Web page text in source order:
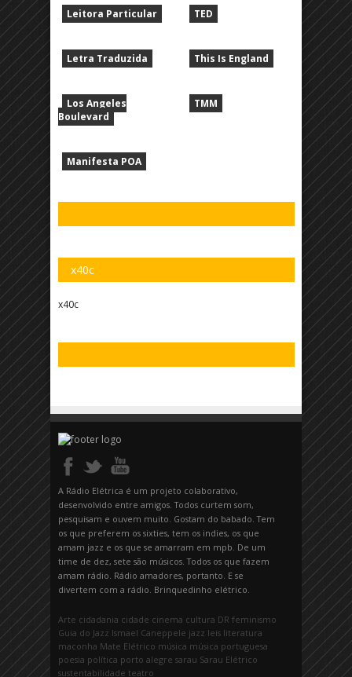
Leitora Particular
Letra Traduzida
Los Angeles
Boulevard
Manifesta POA
TED
This Is England
TMM
x40c
x40c
A Rádio Elétrica é um projeto colaborativo,
desenvolvido entre amigos. Todos curtem som,
pesquisam e ouvem muito. Gostam do babado. Tem
os que preferem os sixties, tem os indies, os que
amam jazz e os que se amarram em mpb. De um
time de dez, sete são músicos. Todos os que fazem
amam rádio. Rádio amadores, portanto. E se
divertem com a rádio. Brinquedinho elétrico.
Arte cidadania cidade cinema cultura DR feminismo
Guia do Jazz Ismael Caneppele jazz leis literatura
maconha Mate Elétrico música música portuguesa
poesia política porto alegre sarau Sarau Elétrico
sustentabilidade teatro